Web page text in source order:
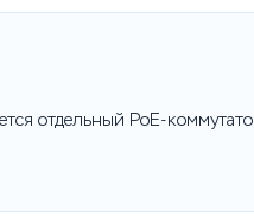
отдельный PoE-